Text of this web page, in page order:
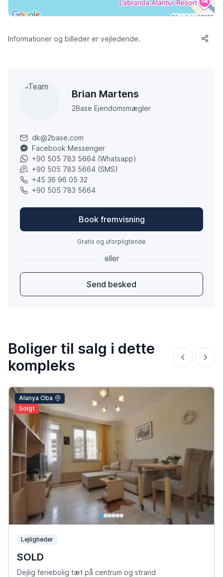
Informationer og billeder er vejledende.
Brian Martens
2Base Ejendomsmægler
dk@2base.com
Facebook Messenger
+90 505 783 5664 (Whatsapp)
+90 505 783 5664 (SMS)
+45 36 96 05 32
+90 505 783 5664
Book fremvisning
Gratis og uforpligtende
eller
Send besked
Boliger til salg i dette
kompleks
Alanya Oba
Solgt
Lejligheder
SOLD
Dejlig feriebolig tæt på centrum og strand